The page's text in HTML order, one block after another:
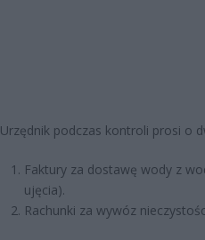
Urzędnik podczas kontroli prosi o
Faktury za dostawę wody z
ujęcia).
Rachunki za wywóz